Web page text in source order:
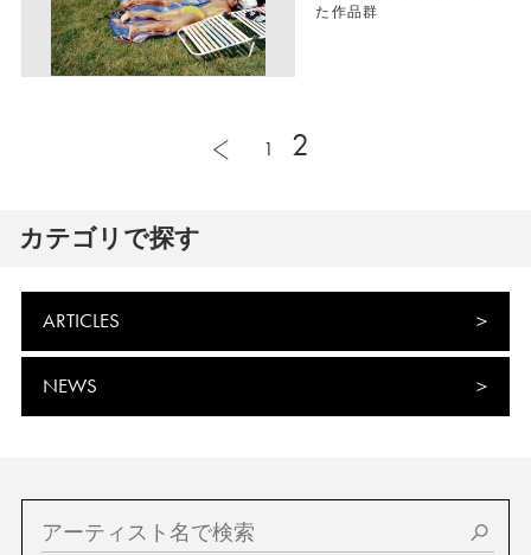
た作品群
1 2
カテゴリで探す
ARTICLES
NEWS